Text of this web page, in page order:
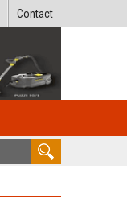
Contact